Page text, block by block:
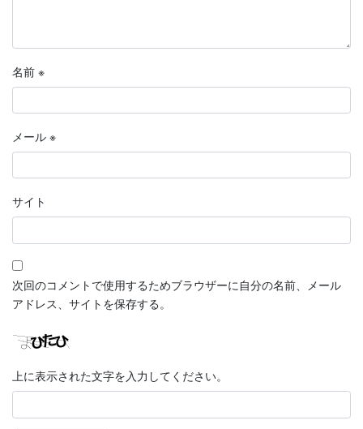
名前 ※
メール ※
サイト
次回のコメントで使用するためブラウザーに自分の名前、メール
アドレス、サイトを保存する。
上に表示された文字を入力してください。